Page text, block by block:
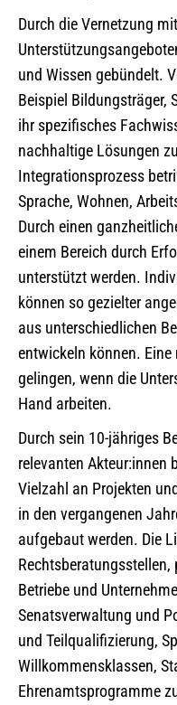
Durch die Vernetzung
und Wissen gebündelt.
Beispiel Bildungsträger,
ihr spezifisches
nachhaltige Lösungen
Integrationsprozess
Sprache, Wohnen,
Durch einen
einem Bereich durch
unterstützt werden.
können so gezielter
aus unterschiedlichen
entwickeln können.
gelingen, wenn die
Hand arbeiten.
Durch sein 10-jähriges
relevanten Akteur:innen
Vielzahl an Projekten
in den vergangenen
aufgebaut werden. Die
Betriebe und
Senatsverwaltung und
und Teilqualifizierung,
Willkommensklassen,
Ehrenamtsprogramme